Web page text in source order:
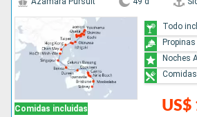
Comidas incluidas US$
Todo
Noches